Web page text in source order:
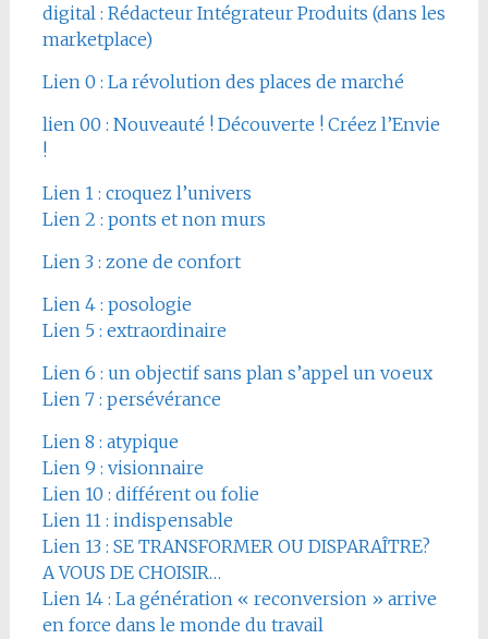
digital : Rédacteur Intégrateur Produits (dans les
marketplace)
Lien 0 : La révolution des places de marché
lien 00 : Nouveauté ! Découverte ! Créez l’Envie
!
Lien 1 : croquez l’univers
Lien 2 : ponts et non murs
Lien 3 : zone de confort
Lien 4 : posologie
Lien 5 : extraordinaire
Lien 6 : un objectif sans plan s’appel un voeux
Lien 7 : persévérance
Lien 8 : atypique
Lien 9 : visionnaire
Lien 10 : différent ou folie
Lien 11 : indispensable
Lien 13 : SE TRANSFORMER OU DISPARAÎTRE?
A VOUS DE CHOISIR…
Lien 14 : La génération « reconversion » arrive
en force dans le monde du travail